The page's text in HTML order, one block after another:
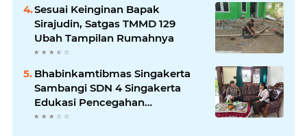
Sesuai Keinginan Bapak
Sirajudin, Satgas TMMD 129
Ubah Tampilan Rumahnya
Bhabinkamtibmas Singakerta
Sambangi SDN 4 Singakerta
Edukasi Pencegahan
Penculikan Anak